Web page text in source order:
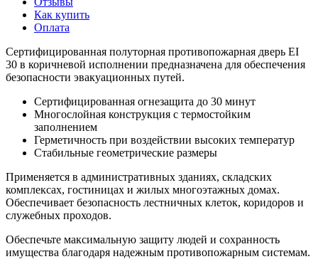
Как купить
Оплата
Сертифицированная полуторная противопожарная дверь EI
30 в коричневой исполнении предназначена для обеспечения
безопасности эвакуационных путей.
Сертифицированная огнезащита до 30 минут
Многослойная конструкция с термостойким
заполнением
Герметичность при воздействии высоких температур
Стабильные геометрические размеры
Применяется в административных зданиях, складских
комплексах, гостиницах и жилых многоэтажных домах.
Обеспечивает безопасность лестничных клеток, коридоров и
служебных проходов.
Обеспечьте максимальную защиту людей и сохранность
имущества благодаря надежным противопожарным системам.